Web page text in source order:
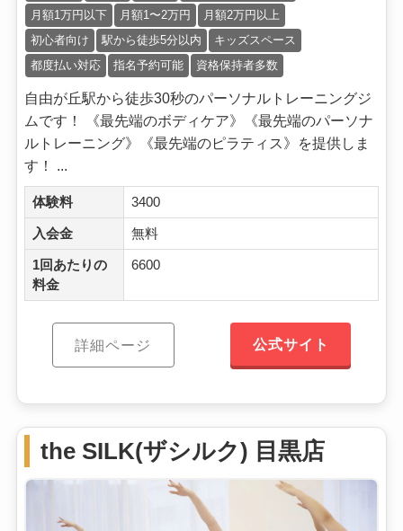
月額1万円以下
月額1〜2万円
月額2万円以上
初心者向け
駅から徒歩5分以内
キッズスペース
都度払い対応
指名予約可能 資格保持者多数
自由が丘駅から徒歩30秒のパーソナルトレーニングジ
ムです！ 《最先端のボディケア》《最先端のパーソナ
ルトレーニング》《最先端のピラティス》を提供しま
す！ ...
体験料 3400
入会金 無料
1回あたりの
料金
6600
詳細ページ 公式サイト
the SILK(ザシルク) 目黒店